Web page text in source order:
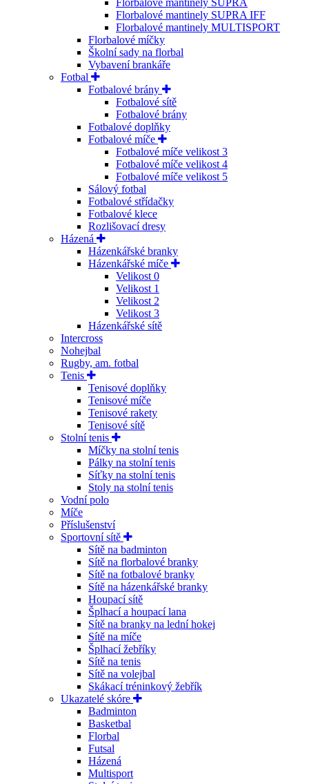
Florbalové mantinely SUPRA
Florbalové mantinely SUPRA IFF
Florbalové mantinely MULTISPORT
Florbalové míčky
Školní sady na florbal
Vybavení brankáře
Fotbal
Fotbalové brány
Fotbalové sítě
Fotbalové brány
Fotbalové doplňky
Fotbalové míče
Fotbalové míče velikost 3
Fotbalové míče velikost 4
Fotbalové míče velikost 5
Sálový fotbal
Fotbalové střídačky
Fotbalové klece
Rozlišovací dresy
Házená
Házenkářské branky
Házenkářské míče
Velikost 0
Velikost 1
Velikost 2
Velikost 3
Házenkářské sítě
Intercross
Nohejbal
Rugby, am. fotbal
Tenis
Tenisové doplňky
Tenisové míče
Tenisové rakety
Tenisové sítě
Stolní tenis
Míčky na stolní tenis
Pálky na stolní tenis
Síťky na stolní tenis
Stoly na stolní tenis
Vodní polo
Míče
Příslušenství
Sportovní sítě
Sítě na badminton
Sítě na florbalové branky
Sítě na fotbalové branky
Sítě na házenkářské branky
Houpací sítě
Šplhací a houpací lana
Sítě na branky na lední hokej
Sítě na míče
Šplhací žebříky
Sítě na tenis
Sítě na volejbal
Skákací tréninkový žebřík
Ukazatelé skóre
Badminton
Basketbal
Florbal
Futsal
Házená
Multisport